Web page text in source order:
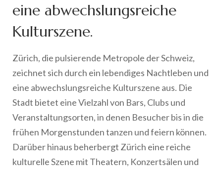
eine abwechslungsreiche
Kulturszene.
Zürich, die pulsierende Metropole der Schweiz,
zeichnet sich durch ein lebendiges Nachtleben und
eine abwechslungsreiche Kulturszene aus. Die
Stadt bietet eine Vielzahl von Bars, Clubs und
Veranstaltungsorten, in denen Besucher bis in die
frühen Morgenstunden tanzen und feiern können.
Darüber hinaus beherbergt Zürich eine reiche
kulturelle Szene mit Theatern, Konzertsälen und